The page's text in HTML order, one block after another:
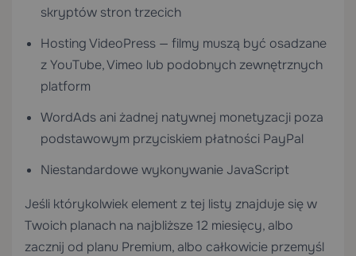
skryptów stron trzecich
Hosting VideoPress — filmy muszą być osadzane
z YouTube, Vimeo lub podobnych zewnętrznych
platform
WordAds ani żadnej natywnej monetyzacji poza
podstawowym przyciskiem płatności PayPal
Niestandardowe wykonywanie JavaScript
Jeśli którykolwiek element z tej listy znajduje się w
Twoich planach na najbliższe 12 miesięcy, albo
zacznij od planu Premium, albo całkowicie przemyśl